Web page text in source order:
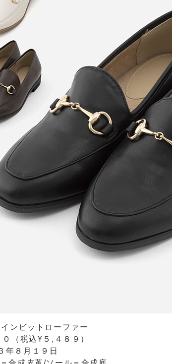
ンビットローファー
（税込¥５,４８９）
年８月１９日